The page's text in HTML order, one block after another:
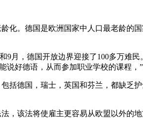
化。德国是欧洲国家中人口最老龄
9月，德国开放边界迎接了100多万难
好德语，从而参加职业学校的课程
括德国，瑞士，英国和芬兰，都缺乏
，该法将使雇主更容易从欧盟以外